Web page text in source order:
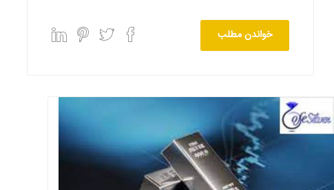
خواندن مطلب